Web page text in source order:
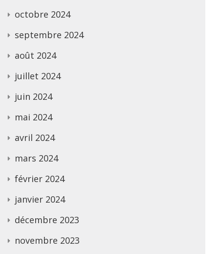
octobre 2024
septembre 2024
août 2024
juillet 2024
juin 2024
mai 2024
avril 2024
mars 2024
février 2024
janvier 2024
décembre 2023
novembre 2023